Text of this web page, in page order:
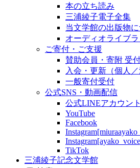
本の立ち読み
三浦綾子電子全集
当文学館の出版物
オーディオライブ
ご寄付・ご支援
賛助会員・寄附 受
入会・更新（個人／
一般寄付受付
公式SNS・動画配信
公式LINEアカウント
YouTube
Facebook
TikTok
三浦綾子記念文学館